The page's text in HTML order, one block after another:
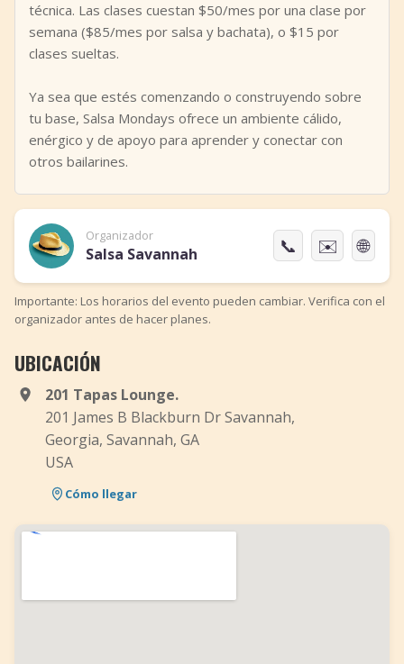
técnica. Las clases cuestan $50/mes por una clase por
semana ($85/mes por salsa y bachata), o $15 por
clases sueltas.
Ya sea que estés comenzando o construyendo sobre
tu base, Salsa Mondays ofrece un ambiente cálido,
enérgico y de apoyo para aprender y conectar con
otros bailarines.
Organizador
Salsa Savannah 📞 ✉️ 🌐
Importante: Los horarios del evento pueden cambiar. Verifica con el
organizador antes de hacer planes.
UBICACIÓN
201 Tapas Lounge.
201 James B Blackburn Dr Savannah,
Georgia, Savannah, GA
USA
Cómo llegar